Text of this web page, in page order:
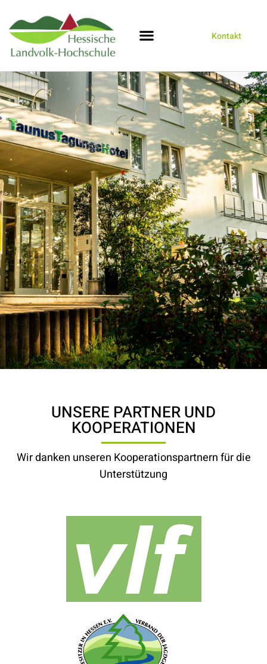
Kontakt
UNSERE PARTNER
UNSERE PARTNER UND
KOOPERATIONEN
Wir danken unseren Kooperationspartnern für die
Unterstützung